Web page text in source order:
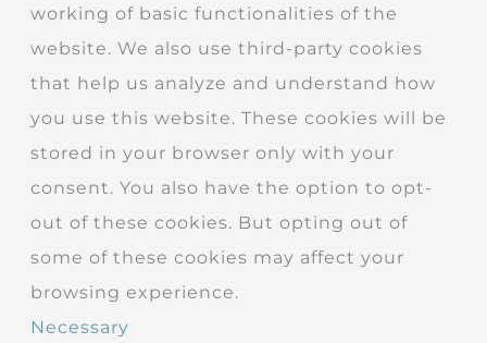
working of basic functionalities of the
website. We also use third-party cookies
that help us analyze and understand how
you use this website. These cookies will be
stored in your browser only with your
consent. You also have the option to opt-
out of these cookies. But opting out of
some of these cookies may affect your
browsing experience.
Necessary